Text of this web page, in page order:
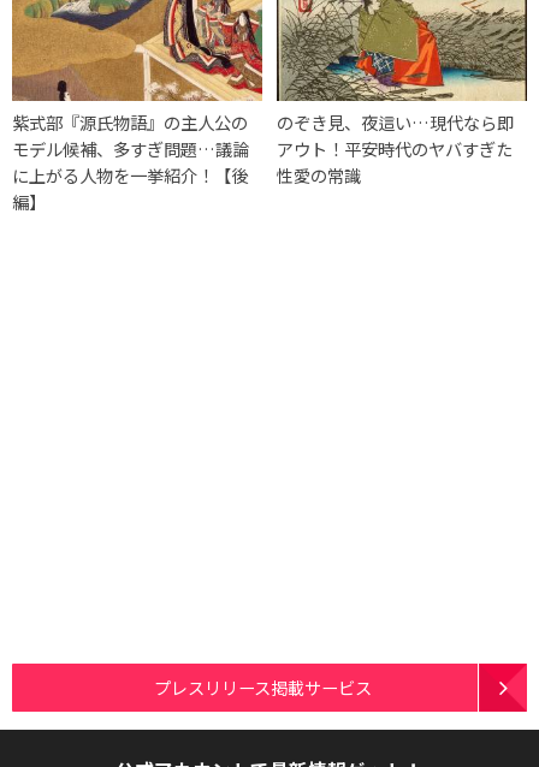
紫式部『源氏物語』の主人公の
モデル候補、多すぎ問題…議論
に上がる人物を一挙紹介！【後
編】
のぞき見、夜這い…現代なら即
アウト！平安時代のヤバすぎた
性愛の常識
プレスリリース掲載サービス